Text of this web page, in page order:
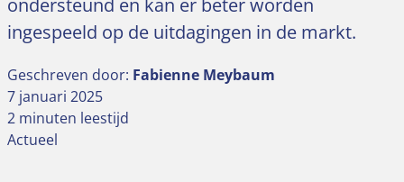
ingespeeld op de uitdagingen in de markt.
Geschreven door: Fabienne Meybaum
7 januari 2025
2 minuten leestijd
Actueel